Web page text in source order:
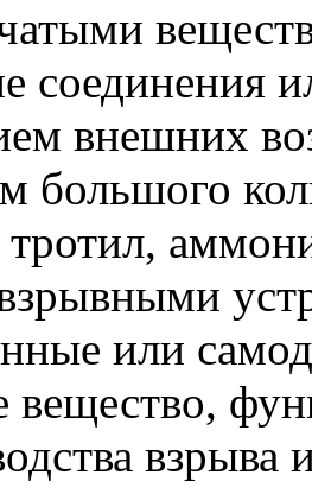
соединения
внешних
большого
тротил,
или
вещество,
взрыва